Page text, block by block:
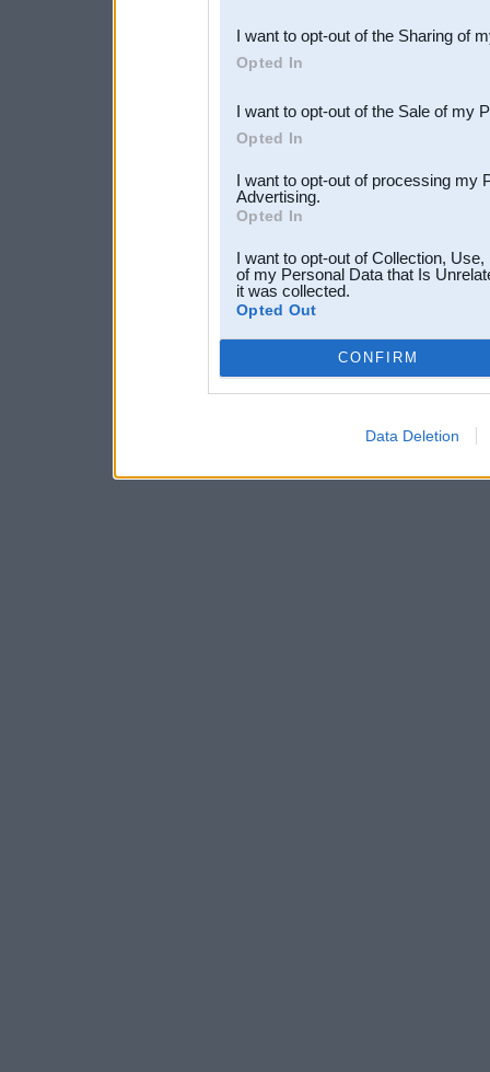
Downstream Participants
third parties.
I want to opt-out of the Sharing of
Opted In
I want to opt-out of the Sale of my
Opted In
I want to opt-out of processing my
Advertising.
Opted In
I want to opt-out of Collection,
of my Personal Data that Is
it was collected.
Opted Out
CONFIRM
Data Deletion